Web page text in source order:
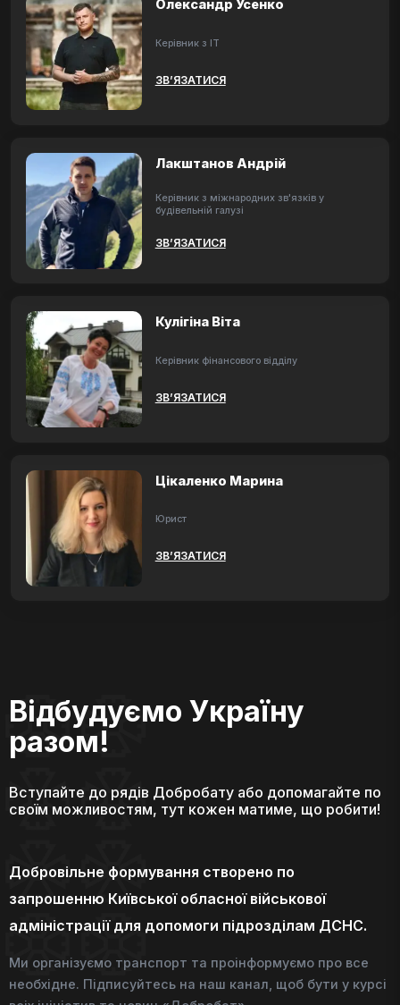
Олександр Усенко
Керівник з ІТ
ЗВ’ЯЗАТИСЯ
Лакштанов Андрій
Керівник з міжнародних зв'язків у
будівельній галузі
ЗВ’ЯЗАТИСЯ
Кулігіна Віта
Керівник фінансового відділу
ЗВ’ЯЗАТИСЯ
Цікаленко Марина
Юрист
ЗВ’ЯЗАТИСЯ
Відбудуємо Україну
разом!
Вступайте до рядів Добробату або допомагайте по
своїм можливостям, тут кожен матиме, що робити!
Добровільне формування створено по
запрошенню Київської обласної військової
адміністрації для допомоги підрозділам ДСНС.
Ми організуємо транспорт та проінформуємо про все
необхідне. Підписуйтесь на наш канал, щоб бути у курсі